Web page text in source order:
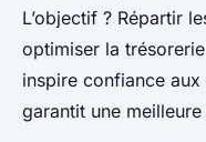
L’objectif ? Répartir
optimiser la
inspire confiance
garantit une